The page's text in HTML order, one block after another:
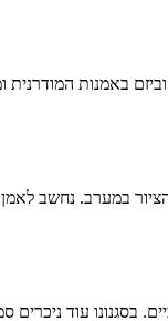
באמנות
בסגנונו עוד